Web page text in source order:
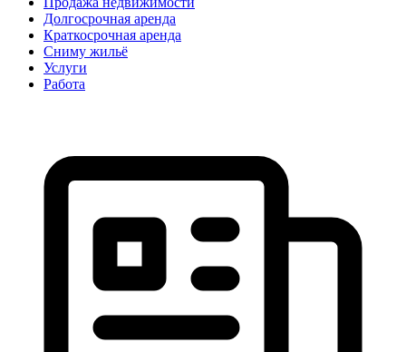
Долгосрочная аренда
Краткосрочная аренда
Сниму жильё
Услуги
Работа